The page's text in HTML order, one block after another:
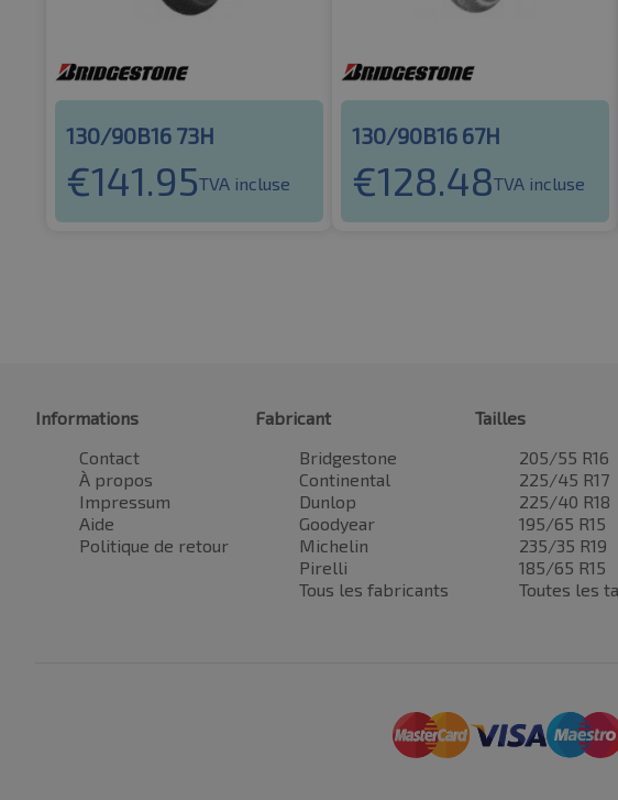
130/90B16 73H
€141.95TVA incluse
130/90B16 67H
€128.48TVA incluse
Informations
Contact
À propos
Impressum
Aide
Politique de retour
Fabricant
Bridgestone
Continental
Dunlop
Goodyear
Michelin
Pirelli
Tous les fabricants
Tailles
205/55 R16
225/45 R17
225/40 R18
195/65 R15
235/35 R19
185/65 R15
Toutes les